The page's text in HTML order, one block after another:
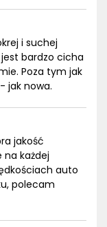
i suchej
bardzo cicha
Poza tym jak
jak nowa.
jakość
na każdej
auto
polecam